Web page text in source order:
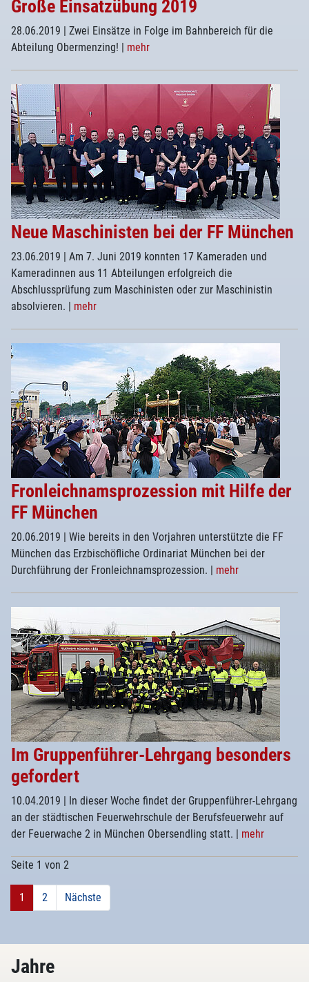
Große Einsatzübung 2019
28.06.2019 | Zwei Einsätze in Folge im Bahnbereich für die
Abteilung Obermenzing! | mehr
Neue Maschinisten bei der FF München
23.06.2019 | Am 7. Juni 2019 konnten 17 Kameraden und
Kameradinnen aus 11 Abteilungen erfolgreich die
Abschlussprüfung zum Maschinisten oder zur Maschinistin
absolvieren. | mehr
Fronleichnamsprozession mit Hilfe der
FF München
20.06.2019 | Wie bereits in den Vorjahren unterstützte die FF
München das Erzbischöfliche Ordinariat München bei der
Durchführung der Fronleichnamsprozession. | mehr
Im Gruppenführer-Lehrgang besonders
gefordert
10.04.2019 | In dieser Woche findet der Gruppenführer-Lehrgang
an der städtischen Feuerwehrschule der Berufsfeuerwehr auf
der Feuerwache 2 in München Obersendling statt. | mehr
Seite 1 von 2
1 2 Nächste
Jahre